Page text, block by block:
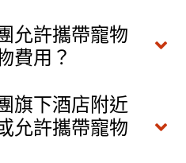
允許攜帶寵物
費用？
旗下酒店附近
允許攜帶寵物